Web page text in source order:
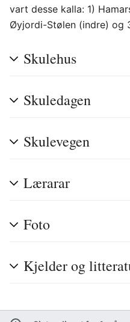
vart desse kalla: 1)
Øyjordi-Stølen (indre) og
Skulehus
Skuledagen
Skulevegen
Lærarar
Foto
Kjelder og